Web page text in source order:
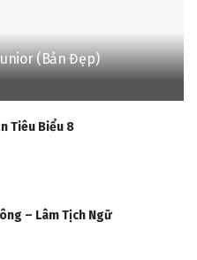
(Bản Đẹp)
Tiêu Biểu 8
– Lâm Tịch Ngữ